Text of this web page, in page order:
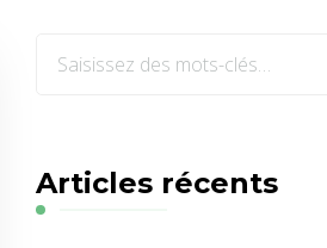
Vous
?
Articles récents